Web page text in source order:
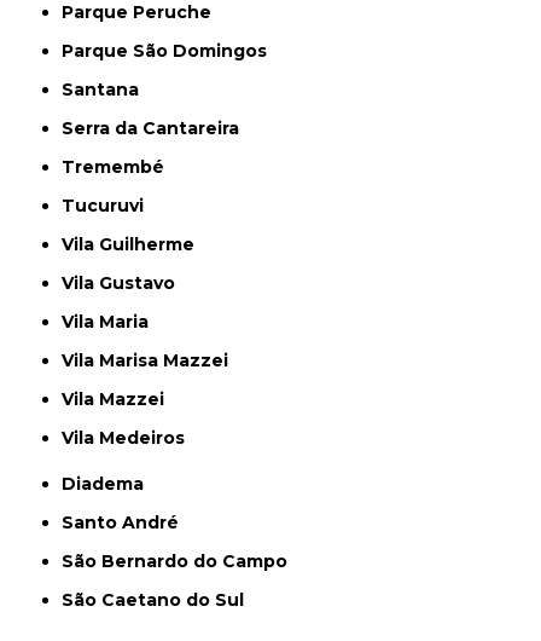
Parque Peruche
Parque São Domingos
Santana
Serra da Cantareira
Tremembé
Tucuruvi
Vila Guilherme
Vila Gustavo
Vila Maria
Vila Marisa Mazzei
Vila Mazzei
Vila Medeiros
Diadema
Santo André
São Bernardo do Campo
São Caetano do Sul